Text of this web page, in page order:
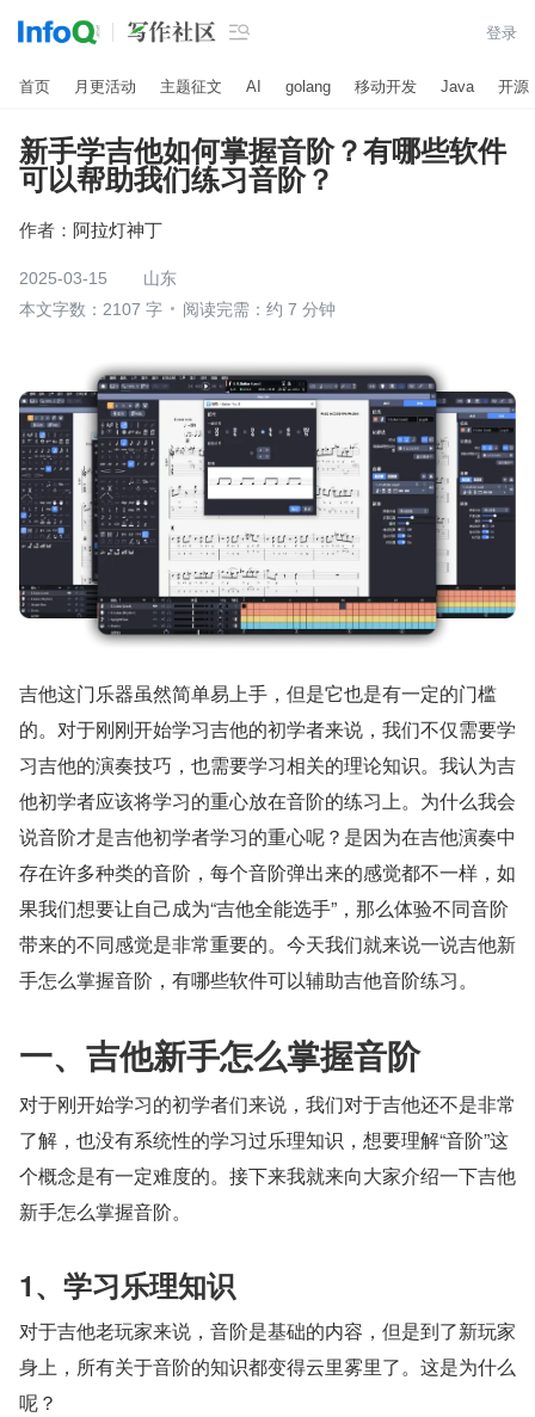
 登录
首页 月更活动 主题征文 AI golang 移动开发 Java 开源
新手学吉他如何掌握音阶？有哪些软件
可以帮助我们练习音阶？
作者： 阿拉灯神丁
2025-03-15
山东
本文字数：2107 字
阅读完需：约 7 分钟
吉他这门乐器虽然简单易上手，但是它也是有一定的门槛
的。对于刚刚开始学习吉他的初学者来说，我们不仅需要学
习吉他的演奏技巧，也需要学习相关的理论知识。我认为吉
他初学者应该将学习的重心放在音阶的练习上。为什么我会
说音阶才是吉他初学者学习的重心呢？是因为在吉他演奏中
存在许多种类的音阶，每个音阶弹出来的感觉都不一样，如
果我们想要让自己成为“吉他全能选手”，那么体验不同音阶
带来的不同感觉是非常重要的。今天我们就来说一说吉他新
手怎么掌握音阶，有哪些软件可以辅助吉他音阶练习。
一、吉他新手怎么掌握音阶
对于刚开始学习的初学者们来说，我们对于吉他还不是非常
了解，也没有系统性的学习过乐理知识，想要理解“音阶”这
个概念是有一定难度的。接下来我就来向大家介绍一下吉他
新手怎么掌握音阶。
1、学习乐理知识
对于吉他老玩家来说，音阶是基础的内容，但是到了新玩家
身上，所有关于音阶的知识都变得云里雾里了。这是为什么
呢？